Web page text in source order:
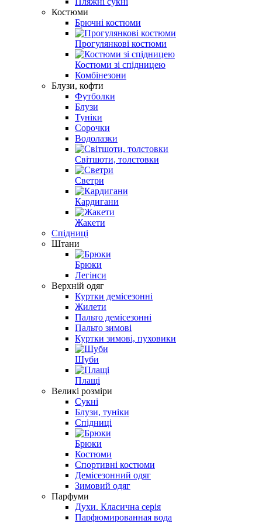
Костюми
Брючні костюми
Прогулянкові костюми
Костюми зі спідницею
Комбінезони
Блузи, кофти
Футболки
Блузи
Туніки
Сорочки
Водолазки
Світшоти, толстовки
Светри
Кардигани
Жакети
Спідниці
Штани
Брюки
Легінси
Верхній одяг
Куртки демісезонні
Жилети
Пальто демісезонні
Пальто зимові
Куртки зимові, пуховики
Шуби
Плащі
Великі розміри
Сукні
Блузи, туніки
Спідниці
Брюки
Костюми
Спортивні костюми
Демісезонний одяг
Зимовий одяг
Парфуми
Духи. Класична серія
Парфюмированная вода